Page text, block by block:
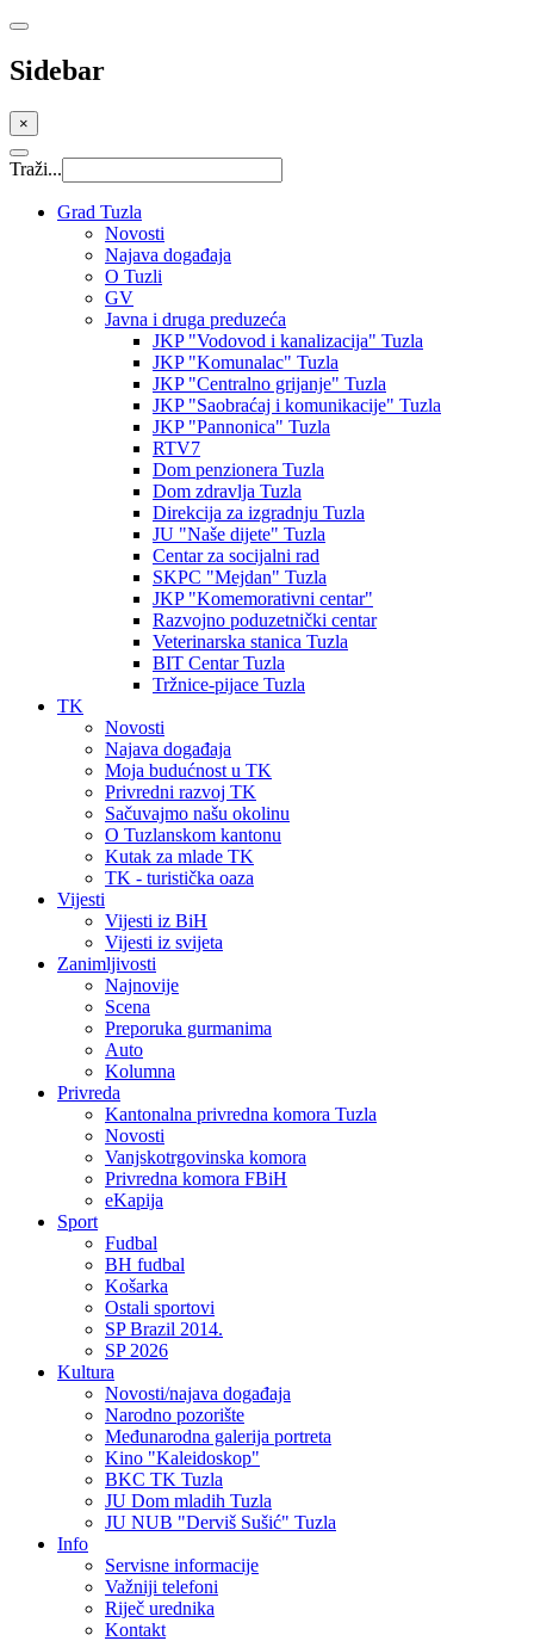
Sidebar
×
Traži...
Grad Tuzla
Novosti
Najava događaja
O Tuzli
GV
Javna i druga preduzeća
JKP "Vodovod i kanalizacija" Tuzla
JKP "Komunalac" Tuzla
JKP "Centralno grijanje" Tuzla
JKP "Saobraćaj i komunikacije" Tuzla
JKP "Pannonica" Tuzla
RTV7
Dom penzionera Tuzla
Dom zdravlja Tuzla
Direkcija za izgradnju Tuzla
JU "Naše dijete" Tuzla
Centar za socijalni rad
SKPC "Mejdan" Tuzla
JKP "Komemorativni centar"
Razvojno poduzetnički centar
Veterinarska stanica Tuzla
BIT Centar Tuzla
Tržnice-pijace Tuzla
TK
Novosti
Najava događaja
Moja budućnost u TK
Privredni razvoj TK
Sačuvajmo našu okolinu
O Tuzlanskom kantonu
Kutak za mlade TK
TK - turistička oaza
Vijesti
Vijesti iz BiH
Vijesti iz svijeta
Zanimljivosti
Najnovije
Scena
Preporuka gurmanima
Auto
Kolumna
Privreda
Kantonalna privredna komora Tuzla
Novosti
Vanjskotrgovinska komora
Privredna komora FBiH
eKapija
Sport
Fudbal
BH fudbal
Košarka
Ostali sportovi
SP Brazil 2014.
SP 2026
Kultura
Novosti/najava događaja
Narodno pozorište
Međunarodna galerija portreta
Kino "Kaleidoskop"
BKC TK Tuzla
JU Dom mladih Tuzla
JU NUB "Derviš Sušić" Tuzla
Info
Servisne informacije
Važniji telefoni
Riječ urednika
Kontakt